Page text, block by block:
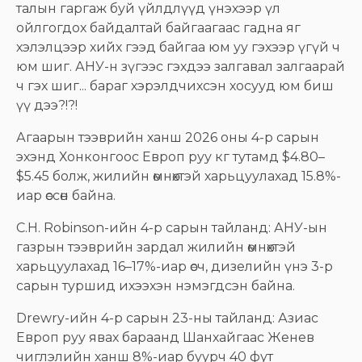
талын гаргаж буй үйлдлүүд үнэхээр үл
ойлгогдох байдалтай байгаагаас гадна яг
хэлэлцээр хийх гээд байгаа юм уу гэхээр үгүй ч
юм шиг. АНУ-н зүгээс гэхдээ залгавал залгаарай
ч гэх шиг... бараг хэрэлдчихсэн хосууд юм биш
үү дээ?!?!
Агаарын тээврийн ханш 2026 оны 4-р сарын
эхэнд Хонконгоос Европ руу кг тутамд $4.80–
$5.45 болж, жилийн өмнөхтэй харьцуулахад 15.8%-
иар өссөн байна.
C.H. Robinson-ийн 4-р сарын тайланд: АНУ-ын
газрын тээврийн зардал жилийн өмнөхтэй
харьцуулахад 16–17%-иар өсч, дизелийн үнэ 3-р
сарын туршид ихээхэн нэмэгдсэн байна.
Drewry-ийн 4-р сарын 23-ны тайланд: Азиас
Европ руу явах бараанд Шанхайгаас Женев
чиглэлийн ханш 8%-иар буурч 40 фут